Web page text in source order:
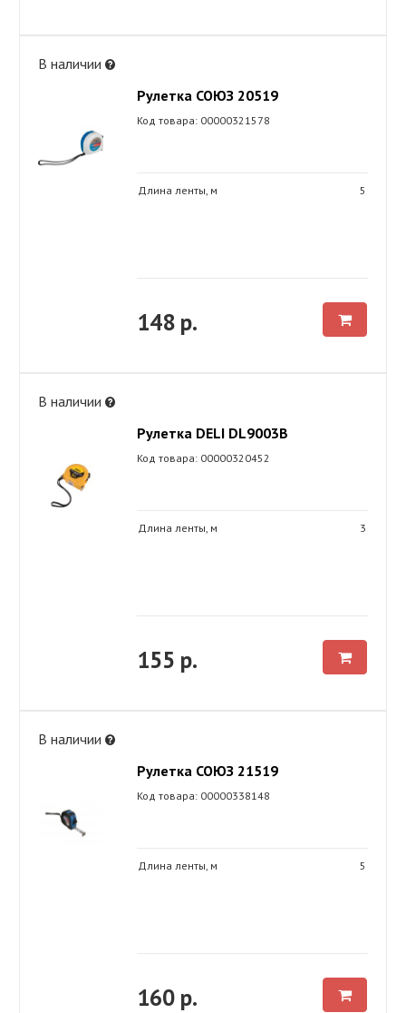
В наличии
Рулетка СОЮЗ 20519
Код товара: 00000321578
Длина ленты, м 5
148 р.
В наличии
Рулетка DELI DL9003B
Код товара: 00000320452
Длина ленты, м 3
155 р.
В наличии
Рулетка СОЮЗ 21519
Код товара: 00000338148
Длина ленты, м 5
160 р.